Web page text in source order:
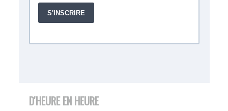
D'HEURE EN HEURE